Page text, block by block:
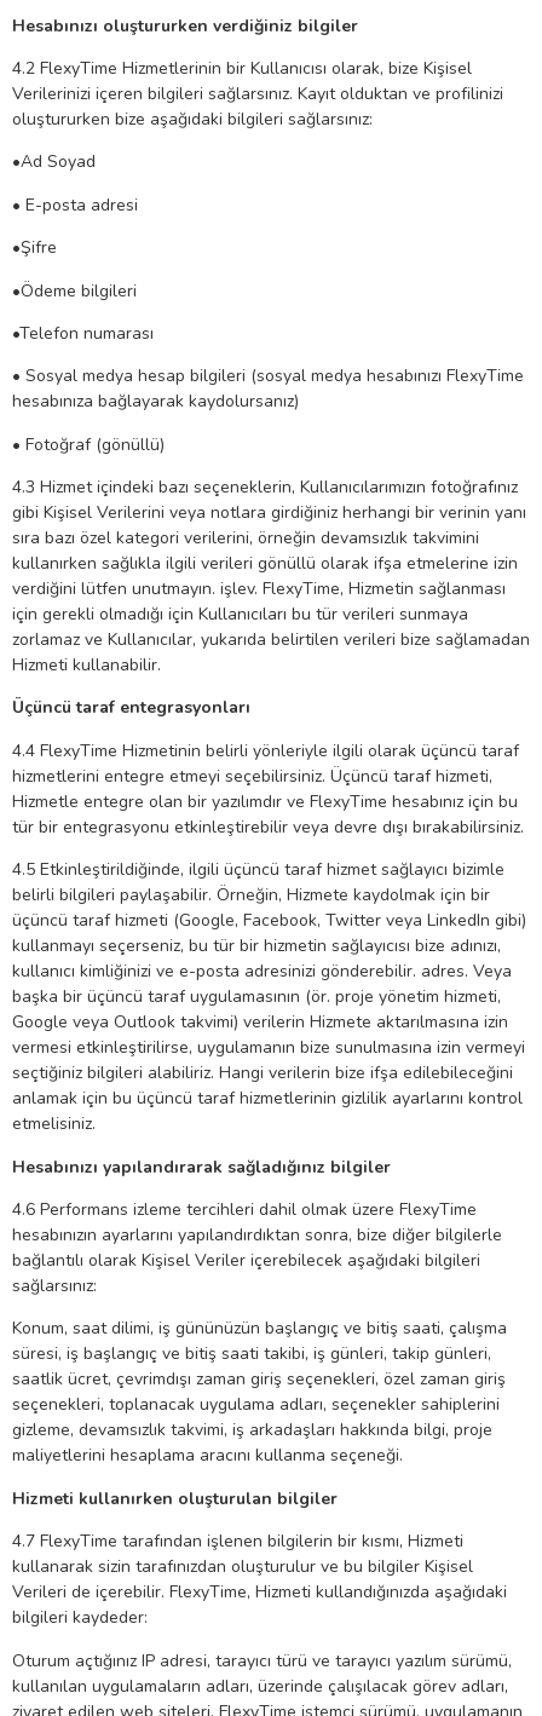
Hesabınızı oluştururken verdiğiniz bilgiler
4.2 FlexyTime Hizmetlerinin bir Kullanıcısı olarak, bize Kişisel
Verilerinizi içeren bilgileri sağlarsınız. Kayıt olduktan ve profilinizi
oluştururken bize aşağıdaki bilgileri sağlarsınız:
•Ad Soyad
• E-posta adresi
•Şifre
•Ödeme bilgileri
•Telefon numarası
• Sosyal medya hesap bilgileri (sosyal medya hesabınızı FlexyTime
hesabınıza bağlayarak kaydolursanız)
• Fotoğraf (gönüllü)
4.3 Hizmet içindeki bazı seçeneklerin, Kullanıcılarımızın fotoğrafınız
gibi Kişisel Verilerini veya notlara girdiğiniz herhangi bir verinin yanı
sıra bazı özel kategori verilerini, örneğin devamsızlık takvimini
kullanırken sağlıkla ilgili verileri gönüllü olarak ifşa etmelerine izin
verdiğini lütfen unutmayın. işlev. FlexyTime, Hizmetin sağlanması
için gerekli olmadığı için Kullanıcıları bu tür verileri sunmaya
zorlamaz ve Kullanıcılar, yukarıda belirtilen verileri bize sağlamadan
Hizmeti kullanabilir.
Üçüncü taraf entegrasyonları
4.4 FlexyTime Hizmetinin belirli yönleriyle ilgili olarak üçüncü taraf
hizmetlerini entegre etmeyi seçebilirsiniz. Üçüncü taraf hizmeti,
Hizmetle entegre olan bir yazılımdır ve FlexyTime hesabınız için bu
tür bir entegrasyonu etkinleştirebilir veya devre dışı bırakabilirsiniz.
4.5 Etkinleştirildiğinde, ilgili üçüncü taraf hizmet sağlayıcı bizimle
belirli bilgileri paylaşabilir. Örneğin, Hizmete kaydolmak için bir
üçüncü taraf hizmeti (Google, Facebook, Twitter veya LinkedIn gibi)
kullanmayı seçerseniz, bu tür bir hizmetin sağlayıcısı bize adınızı,
kullanıcı kimliğinizi ve e-posta adresinizi gönderebilir. adres. Veya
başka bir üçüncü taraf uygulamasının (ör. proje yönetim hizmeti,
Google veya Outlook takvimi) verilerin Hizmete aktarılmasına izin
vermesi etkinleştirilirse, uygulamanın bize sunulmasına izin vermeyi
seçtiğiniz bilgileri alabiliriz. Hangi verilerin bize ifşa edilebileceğini
anlamak için bu üçüncü taraf hizmetlerinin gizlilik ayarlarını kontrol
etmelisiniz.
Hesabınızı yapılandırarak sağladığınız bilgiler
4.6 Performans izleme tercihleri ​​dahil olmak üzere FlexyTime
hesabınızın ayarlarını yapılandırdıktan sonra, bize diğer bilgilerle
bağlantılı olarak Kişisel Veriler içerebilecek aşağıdaki bilgileri
sağlarsınız:
Konum, saat dilimi, iş gününüzün başlangıç ​​ve bitiş saati, çalışma
süresi, iş başlangıç ​​ve bitiş saati takibi, iş günleri, takip günleri,
saatlik ücret, çevrimdışı zaman giriş seçenekleri, özel zaman giriş
seçenekleri, toplanacak uygulama adları, seçenekler sahiplerini
gizleme, devamsızlık takvimi, iş arkadaşları hakkında bilgi, proje
maliyetlerini hesaplama aracını kullanma seçeneği.
Hizmeti kullanırken oluşturulan bilgiler
4.7 FlexyTime tarafından işlenen bilgilerin bir kısmı, Hizmeti
kullanarak sizin tarafınızdan oluşturulur ve bu bilgiler Kişisel
Verileri de içerebilir. FlexyTime, Hizmeti kullandığınızda aşağıdaki
bilgileri kaydeder:
Oturum açtığınız IP adresi, tarayıcı türü ve tarayıcı yazılım sürümü,
kullanılan uygulamaların adları, üzerinde çalışılacak görev adları,
ziyaret edilen web siteleri, FlexyTime istemci sürümü, uygulamanın